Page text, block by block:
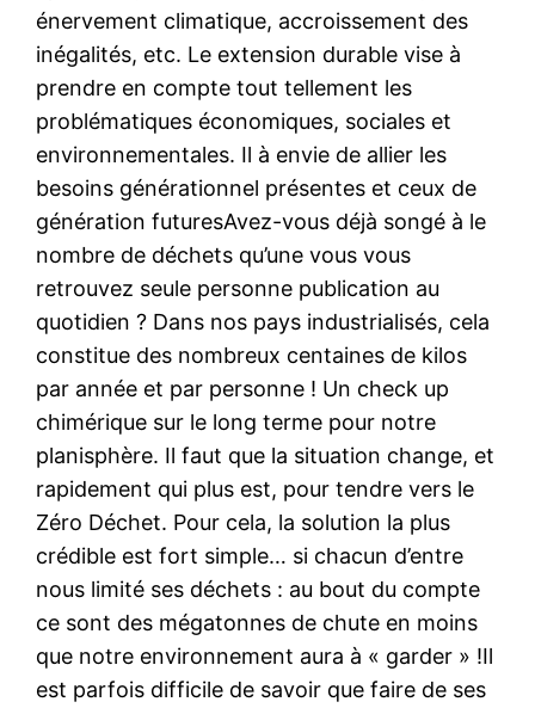
énervement climatique, accroissement des
inégalités, etc. Le extension durable vise à
prendre en compte tout tellement les
problématiques économiques, sociales et
environnementales. Il à envie de allier les
besoins générationnel présentes et ceux de
génération futuresAvez-vous déjà songé à le
nombre de déchets qu’une vous vous
retrouvez seule personne publication au
quotidien ? Dans nos pays industrialisés, cela
constitue des nombreux centaines de kilos
par année et par personne ! Un check up
chimérique sur le long terme pour notre
planisphère. Il faut que la situation change, et
rapidement qui plus est, pour tendre vers le
Zéro Déchet. Pour cela, la solution la plus
crédible est fort simple… si chacun d’entre
nous limité ses déchets : au bout du compte
ce sont des mégatonnes de chute en moins
que notre environnement aura à « garder » !Il
est parfois difficile de savoir que faire de ses